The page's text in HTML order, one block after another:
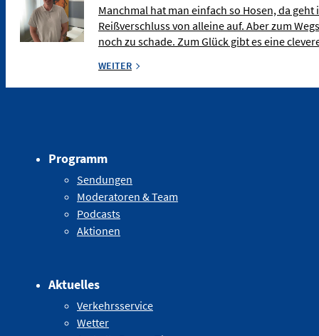
Manchmal hat man einfach so Hosen, da
Reißverschluss von alleine auf. Aber zum
noch zu schade. Zum Glück gibt es eine
WEITER
Programm
Sendungen
Moderatoren & Team
Podcasts
Aktionen
Aktuelles
Verkehrsservice
Wetter